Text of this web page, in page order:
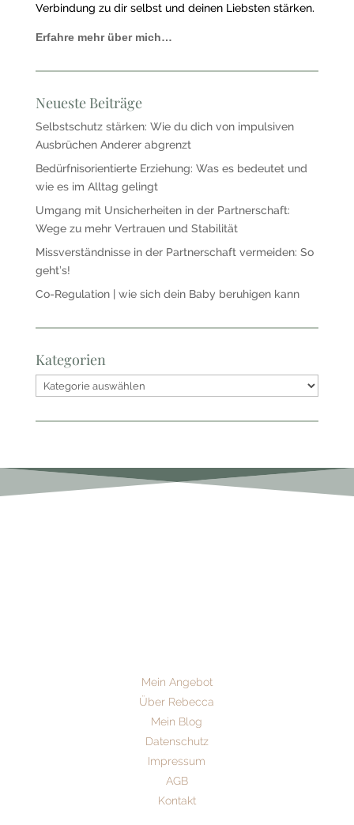
Verbindung zu dir selbst und deinen Liebsten stärken.
Erfahre mehr über mich…
Neueste Beiträge
Selbstschutz stärken: Wie du dich von impulsiven
Ausbrüchen Anderer abgrenzt
Bedürfnisorientierte Erziehung: Was es bedeutet und
wie es im Alltag gelingt
Umgang mit Unsicherheiten in der Partnerschaft:
Wege zu mehr Vertrauen und Stabilität
Missverständnisse in der Partnerschaft vermeiden: So
geht’s!
Co-Regulation | wie sich dein Baby beruhigen kann
Kategorien
Kategorien
Mein Angebot
Über Rebecca
Mein Blog
Datenschutz
Impressum
AGB
Kontakt